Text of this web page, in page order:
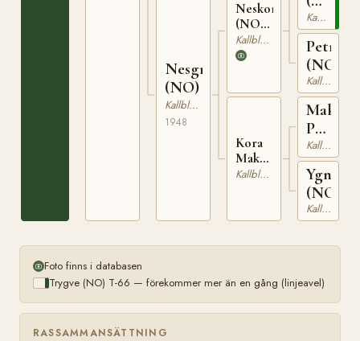
Nesgro
(NO)
Kallblodig Travare
1948
Neskongen
(NO)
T-178Kallblodig Travare
Kora
Maks
(NO)Kallblodig Travare
T-
66
Kallblodig Travare
Petra
(NO)
Kallblodig Travare
Maks
Prestby
(NO)
Kallblodig Travare
Ygna
(NO)
Kallblodig Travare
Foto finns i databasen
Trygve (NO) T-66 — förekommer mer än en gång (linjeavel)
RASSAMMANSÄTTNING